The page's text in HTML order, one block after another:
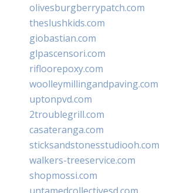
olivesburgberrypatch.com
theslushkids.com
giobastian.com
glpascensori.com
rifloorepoxy.com
woolleymillingandpaving.com
uptonpvd.com
2troublegrill.com
casateranga.com
sticksandstonesstudiooh.com
walkers-treeservice.com
shopmossi.com